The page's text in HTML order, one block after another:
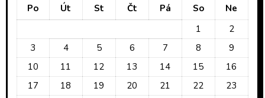
Po Út St Čt Pá So
Ne
1
2
3
4 5 6 7 8
9
10
11 12 13 14 15
16
17
18 19 20 21 22
23